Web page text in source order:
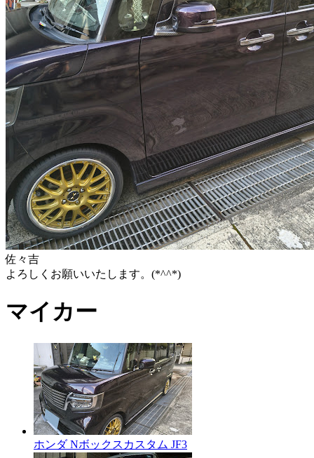
佐々吉
よろしくお願いいたします。(*^^*)
マイカー
ホンダ Nボックスカスタム JF3